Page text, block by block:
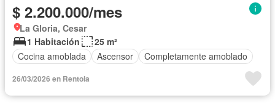
$ 2.200.000/mes
La Gloria, Cesar
1 Habitación
25 m²
Cocina amoblada
Ascensor Completamente amoblado
26/03/2026 en Rentola